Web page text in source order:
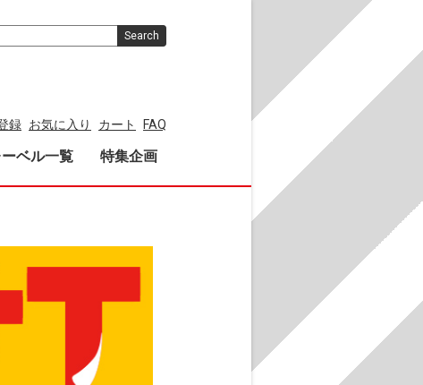
録 お気に入り カート FAQ
ーベル一覧 特集企画
Search